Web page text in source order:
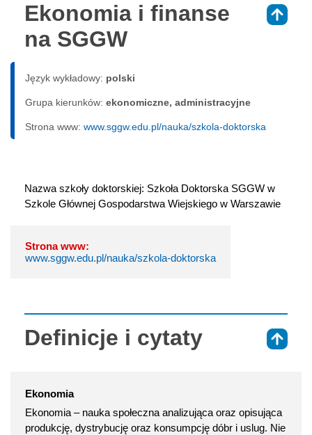
Ekonomia i finanse
na SGGW
Język wykładowy: polski
Grupa kierunków: ekonomiczne, administracyjne
Strona www: www.sggw.edu.pl/nauka/szkola-doktorska
Nazwa szkoły doktorskiej: Szkoła Doktorska SGGW w
Szkole Głównej Gospodarstwa Wiejskiego w Warszawie
Strona www:
www.sggw.edu.pl/nauka/szkola-doktorska
Definicje i cytaty
Ekonomia
Ekonomia – nauka społeczna analizująca oraz opisująca
produkcję, dystrybucję oraz konsumpcję dóbr i uslug. Nie